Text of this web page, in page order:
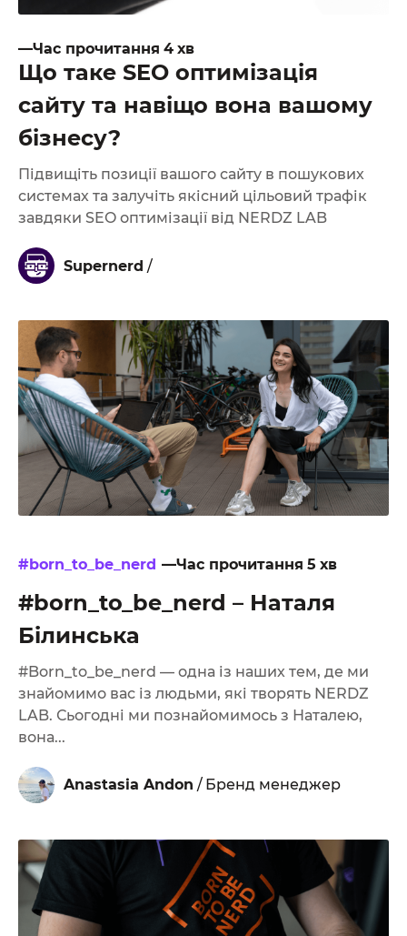
—Час прочитання 4 хв
Що таке SEO оптимізація
сайту та навіщо вона вашому
бізнесу?
Підвищіть позиції вашого сайту в пошукових
системах та залучіть якісний цільовий трафік
завдяки SEO оптимізації від NERDZ LAB
Supernerd /
#born_to_be_nerd —Час прочитання 5 хв
#born_to_be_nerd – Наталя
Білинська
#Born_to_be_nerd — одна із наших тем, де ми
знайомимо вас із людьми, які творять NERDZ
LAB. Сьогодні ми познайомимось з Наталею,
вона...
Anastasia Andon / Бренд менеджер